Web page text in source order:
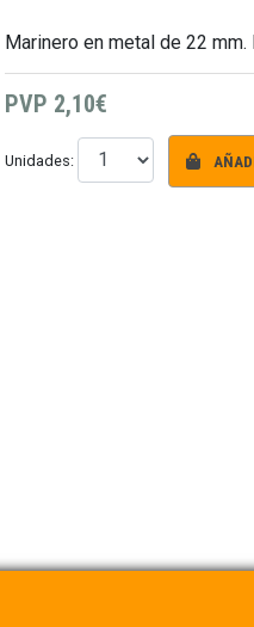
Marinero en metal de 22 mm.
PVP 2,10€
Unidades: